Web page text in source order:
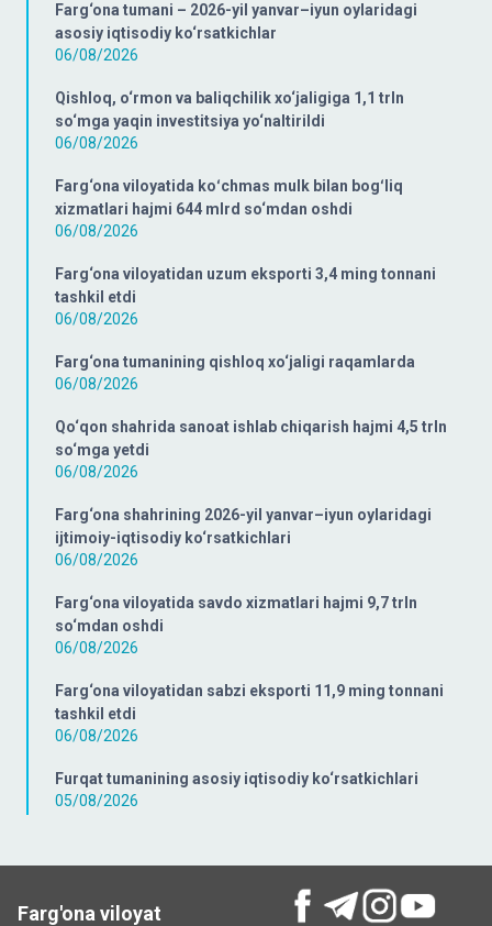
Farg‘ona tumani – 2026-yil yanvar–iyun oylaridagi
asosiy iqtisodiy ko‘rsatkichlar
06/08/2026
Qishloq, o‘rmon va baliqchilik xo‘jaligiga 1,1 trln
so‘mga yaqin investitsiya yo‘naltirildi
06/08/2026
Farg‘ona viloyatida koʻchmas mulk bilan bogʻliq
xizmatlari hajmi 644 mlrd so‘mdan oshdi
06/08/2026
Farg‘ona viloyatidan uzum eksporti 3,4 ming tonnani
tashkil etdi
06/08/2026
Farg‘ona tumanining qishloq xo‘jaligi raqamlarda
06/08/2026
Qo‘qon shahrida sanoat ishlab chiqarish hajmi 4,5 trln
so‘mga yetdi
06/08/2026
Farg‘ona shahrining 2026-yil yanvar–iyun oylaridagi
ijtimoiy-iqtisodiy ko‘rsatkichlari
06/08/2026
Farg‘ona viloyatida savdo xizmatlari hajmi 9,7 trln
so‘mdan oshdi
06/08/2026
Farg‘ona viloyatidan sabzi eksporti 11,9 ming tonnani
tashkil etdi
06/08/2026
Furqat tumanining asosiy iqtisodiy ko‘rsatkichlari
05/08/2026
Farg'ona viloyat